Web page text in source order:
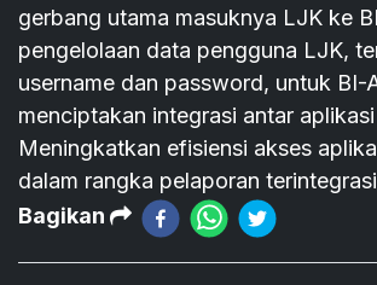
gerbang utama masuknya LJK ke
pengelolaan data pengguna LJK,
username dan password, untuk BI-
menciptakan integrasi antar
Meningkatkan efisiensi akses
dalam rangka pelaporan
Bagikan